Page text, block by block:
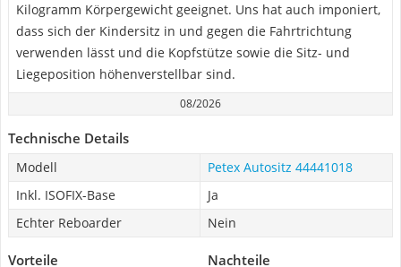
Kilogramm Körpergewicht geeignet. Uns hat auch imponiert,
dass sich der Kindersitz in und gegen die Fahrtrichtung
verwenden lässt und die Kopfstütze sowie die Sitz- und
Liegeposition höhenverstellbar sind.
08/2026
Technische Details
Modell
Petex Autositz 44441018
Inkl. ISOFIX-Base
Ja
Echter Reboarder
Nein
Vorteile Nachteile